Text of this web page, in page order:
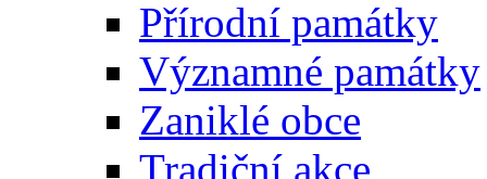
Přírodní památky
Významné památky
Zaniklé obce
Tradiční akce